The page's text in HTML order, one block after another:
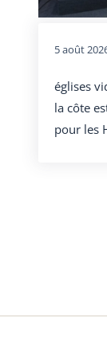
5 août
églises
la côte
pour les